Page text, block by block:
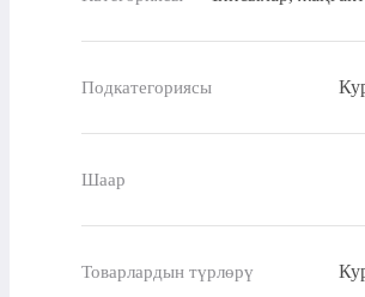
Подкатегориясы
Шаар
Товарлардын түрлөрү